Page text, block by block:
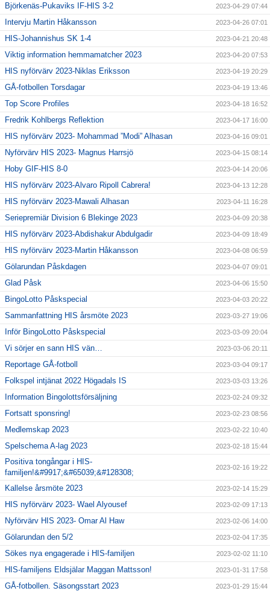
Björkenäs-Pukaviks IF-HIS 3-2 2023-04-29 07:44
Intervju Martin Håkansson 2023-04-26 07:01
HIS-Johannishus SK 1-4 2023-04-21 20:48
Viktig information hemmamatcher 2023 2023-04-20 07:53
HIS nyförvärv 2023-Niklas Eriksson 2023-04-19 20:29
GÅ-fotbollen Torsdagar 2023-04-19 13:46
Top Score Profiles 2023-04-18 16:52
Fredrik Kohlbergs Reflektion 2023-04-17 16:00
HIS nyförvärv 2023- Mohammad ”Modi” Alhasan 2023-04-16 09:01
Nyförvärv HIS 2023- Magnus Harrsjö 2023-04-15 08:14
Hoby GIF-HIS 8-0 2023-04-14 20:06
HIS nyförvärv 2023-Alvaro Ripoll Cabrera! 2023-04-13 12:28
HIS nyförvärv 2023-Mawali Alhasan 2023-04-11 16:28
Seriepremiär Division 6 Blekinge 2023 2023-04-09 20:38
HIS nyförvärv 2023-Abdishakur Abdulgadir 2023-04-09 18:49
HIS nyförvärv 2023-Martin Håkansson 2023-04-08 06:59
Gölarundan Påskdagen 2023-04-07 09:01
Glad Påsk 2023-04-06 15:50
BingoLotto Påskspecial 2023-04-03 20:22
Sammanfattning HIS årsmöte 2023 2023-03-27 19:06
Inför BingoLotto Påskspecial 2023-03-09 20:04
Vi sörjer en sann HIS vän… 2023-03-06 20:11
Reportage GÅ-fotboll 2023-03-04 09:17
Folkspel intjänat 2022 Högadals IS 2023-03-03 13:26
Information Bingolottsförsäljning 2023-02-24 09:32
Fortsatt sponsring! 2023-02-23 08:56
Medlemskap 2023 2023-02-22 10:40
Spelschema A-lag 2023 2023-02-18 15:44
Positiva tongångar i HIS-
familjen!&#9917;&#65039;&#128308;
2023-02-16 19:22
Kallelse årsmöte 2023 2023-02-14 15:29
HIS nyförvärv 2023- Wael Alyousef 2023-02-09 17:13
Nyförvärv HIS 2023- Omar Al Haw 2023-02-06 14:00
Gölarundan den 5/2 2023-02-04 17:35
Sökes nya engagerade i HIS-familjen 2023-02-02 11:10
HIS-familjens Eldsjälar Maggan Mattsson! 2023-01-31 17:58
GÅ-fotbollen. Säsongsstart 2023 2023-01-29 15:44